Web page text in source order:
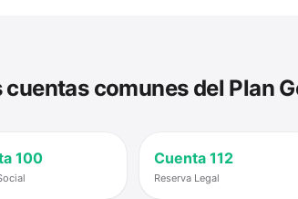
cuentas comunes del Plan
100 Cuenta112
Reserva Legal